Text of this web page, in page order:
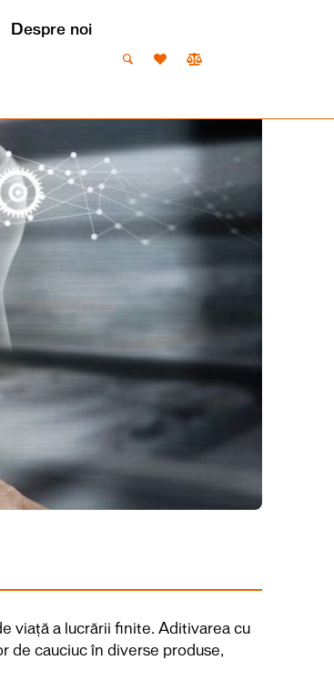
Despre noi
viață a lucrării finite.Aditivarea cu
de cauciuc în diverse produse,